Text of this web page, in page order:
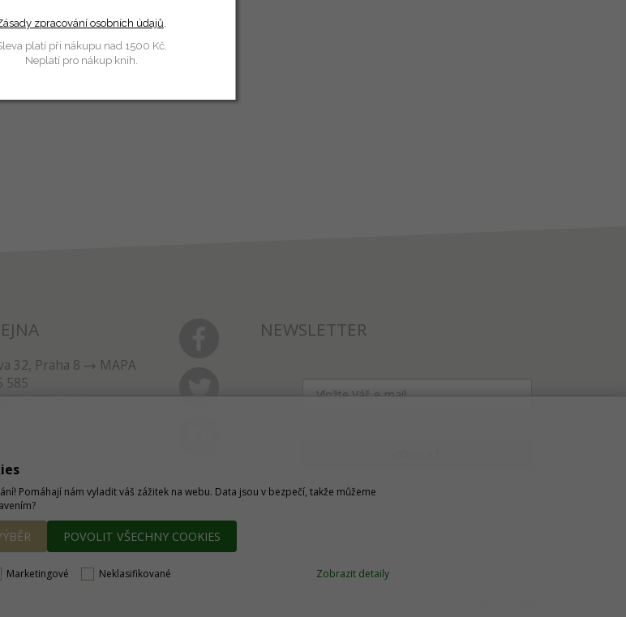
32, Praha 8
MAPA
585
NEWSLETTER
Pomáhají nám vyladit váš zážitek na webu. Data jsou v bezpečí, takže můžeme
POVOLIT VŠECHNY COOKIES
Marketingové Neklasifikované Zobrazit detaily
zpracování osobních údajů
platí při nákupu nad 1500 Kč.
Neplatí pro nákup knih.